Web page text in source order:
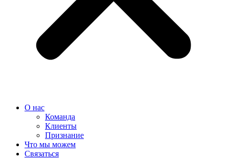
О нас
Команда
Клиенты
Признание
Что мы можем
Связаться